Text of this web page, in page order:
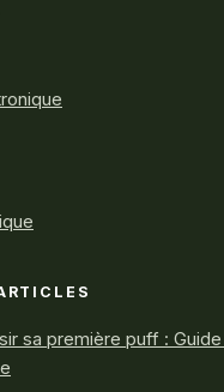
sa première puff : Guide